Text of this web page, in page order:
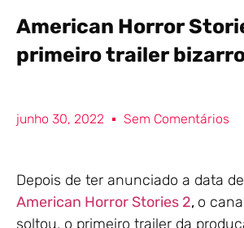
American Horror
primeiro trailer
junho 30, 2022 Sem Comentários
Depois de ter anunciado a data
American Horror Stories 2, o
soltou, o primeiro trailer da